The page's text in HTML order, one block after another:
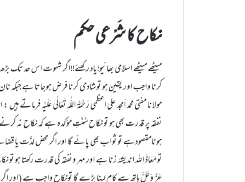
نکاح کا شَرْعی حکم
میٹھے میٹھے اسلامی بھائیو!یاد رکھئے!!اگر شہوت اس حد تک
کرنا واجب اور یقین ہو تو شادی کرنا فرض ہوجاتا ہے جبکہ
مولانا مفتی محمد اَمجد علی اعظمی رَحْمَۃُ اللّٰہ ِتَعَالٰی عَلَیْہ
نفقہ پر قدرت بھی ہو تو نکاح سُنّتِ مؤکدہ ہے کہ نکاح نہ
ہونامقصودہے تو ثواب بھی پائے گا اور اگر محض لذّت یا
تو مَعَاذَ اللہ اندیشۂ زنا ہے اور مہر ونفقہ کی قدرت رکھتا